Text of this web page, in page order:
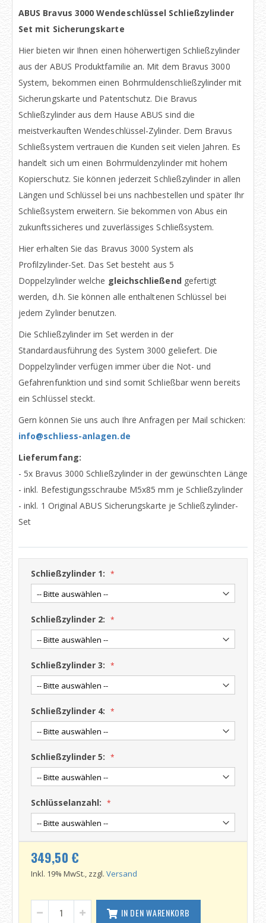
ABUS Bravus 3000 Wendeschlüssel Schließzylinder
Set mit Sicherungskarte
Hier bieten wir Ihnen einen höherwertigen Schließzylinder
aus der ABUS Produktfamilie an. Mit dem Bravus 3000
System, bekommen einen Bohrmuldenschließzylinder mit
Sicherungskarte und Patentschutz. Die Bravus
Schließzylinder aus dem Hause ABUS sind die
meistverkauften Wendeschlüssel-Zylinder. Dem Bravus
Schließsystem vertrauen die Kunden seit vielen Jahren. Es
handelt sich um einen Bohrmuldenzylinder mit hohem
Kopierschutz. Sie können jederzeit Schließzylinder in allen
Längen und Schlüssel bei uns nachbestellen und später Ihr
Schließsystem erweitern. Sie bekommen von Abus ein
zukunftssicheres und zuverlässiges Schließsystem.
Hier erhalten Sie das Bravus 3000 System als
Profilzylinder-Set. Das Set besteht aus 5
Doppelzylinder welche gleichschließend gefertigt
werden, d.h. Sie können alle enthaltenen Schlüssel bei
jedem Zylinder benutzen.
Die Schließzylinder im Set werden in der
Standardausführung des System 3000 geliefert. Die
Doppelzylinder verfügen immer über die Not- und
Gefahrenfunktion und sind somit Schließbar wenn bereits
ein Schlüssel steckt.
Gern können Sie uns auch Ihre Anfragen per Mail schicken:
info@schliess-anlagen.de
Lieferumfang:
- 5x Bravus 3000 Schließzylinder in der gewünschten Länge
- inkl. Befestigungsschraube M5x85 mm je Schließzylinder
- inkl. 1 Original ABUS Sicherungskarte je Schließzylinder-
Set
Schließzylinder 1:
Schließzylinder 2:
Schließzylinder 3:
Schließzylinder 4:
Schließzylinder 5:
Schlüsselanzahl:
349,50 €
Inkl. 19% MwSt., zzgl. Versand
IN DEN WARENKORB